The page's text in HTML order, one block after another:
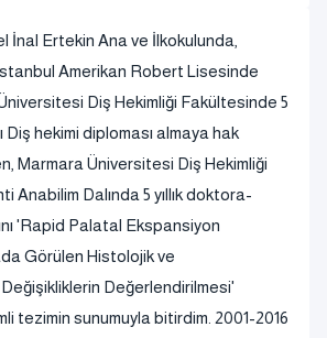
İnal Ertekin Ana ve İlkokulunda,
Amerikan Robert Lisesinde
Diş Hekimliği Fakültesinde 5
Diş hekimi diploması almaya hak
Marmara Üniversitesi Diş Hekimliği
Anabilim Dalında 5 yıllık doktora-
'Rapid Palatal Ekspansiyon
Görülen Histolojik ve
Değerlendirilmesi'
tezimin sunumuyla bitirdim. 2001-2016